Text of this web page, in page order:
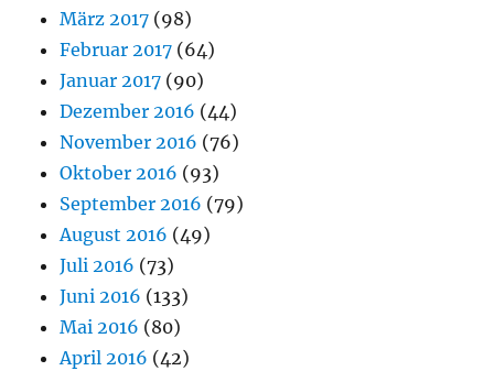
März 2017 (98)
Februar 2017 (64)
Januar 2017 (90)
Dezember 2016 (44)
November 2016 (76)
Oktober 2016 (93)
September 2016 (79)
August 2016 (49)
Juli 2016 (73)
Juni 2016 (133)
Mai 2016 (80)
April 2016 (42)